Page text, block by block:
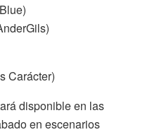
Carácter)
disponible en las
en escenarios